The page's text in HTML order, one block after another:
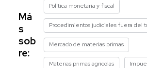
Má
s
sob
re:
Política monetaria y fiscal
Procedimientos judiciales fuera del
Mercado de materias primas
Materias primas agrícolas